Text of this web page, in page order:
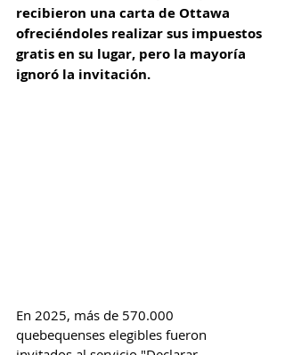
recibieron una carta de Ottawa
ofreciéndoles realizar sus impuestos
gratis en su lugar, pero la mayoría
ignoró la invitación.
En 2025, más de 570.000
quebequenses elegibles fueron